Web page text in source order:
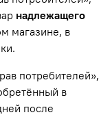
надлежащего
магазине, в
потребителей»,
в
после